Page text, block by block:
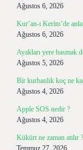
Ağustos 6, 2026
Kur’an-ı Kerim’de
Ağustos 6, 2026
Ayakları yere basmak
Ağustos 5, 2026
Bir kurbanlık koç ne
Ağustos 4, 2026
Apple SOS nedir ?
Ağustos 4, 2026
Kükürt ne zaman atılır ?
Temmuz 27, 2026